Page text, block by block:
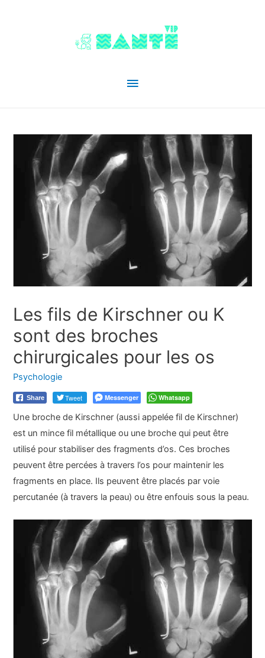
Menu
Les fils de Kirschner ou K
sont des broches
chirurgicales pour les os
Psychologie
Share Tweet Messenger Whatsapp
Une broche de Kirschner (aussi appelée fil de Kirschner)
est un mince fil métallique ou une broche qui peut être
utilisé pour stabiliser des fragments d’os. Ces broches
peuvent être percées à travers l’os pour maintenir les
fragments en place. Ils peuvent être placés par voie
percutanée (à travers la peau) ou être enfouis sous la peau.